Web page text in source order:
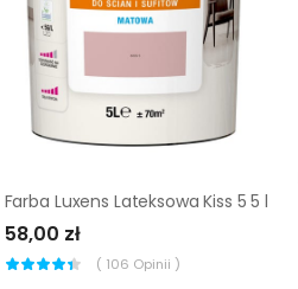
Farba Luxens Lateksowa Kiss 5 5 l
58,00 zł
( 106 Opinii )